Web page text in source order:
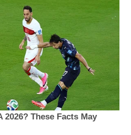
2026? These Facts May